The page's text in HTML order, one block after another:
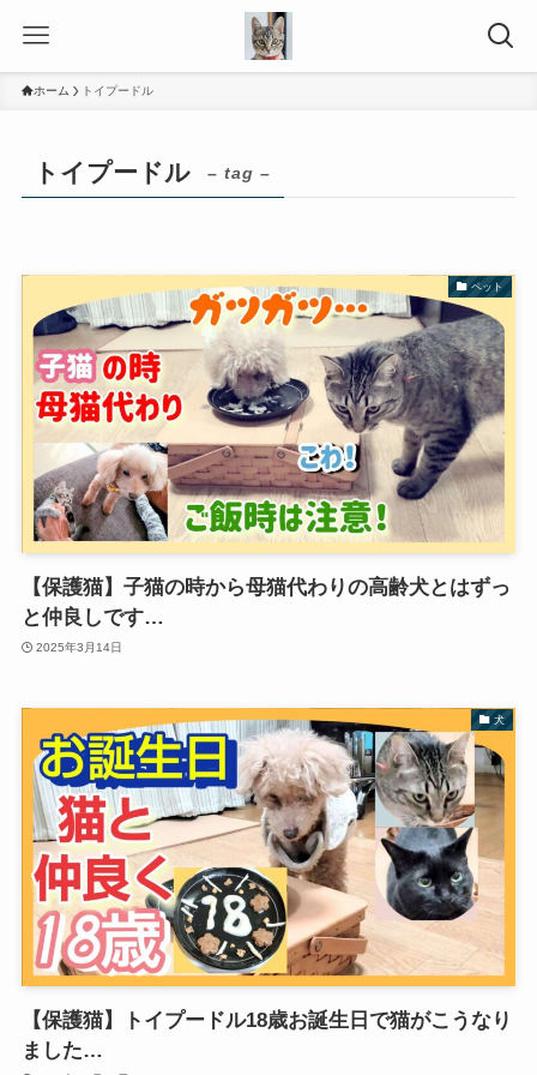
ホーム トイプードル
トイプードル – tag –
ペット
【保護猫】子猫の時から母猫代わりの高齢犬とはずっ
と仲良しです…
2025年3月14日
犬
【保護猫】トイプードル18歳お誕生日で猫がこうなり
ました…